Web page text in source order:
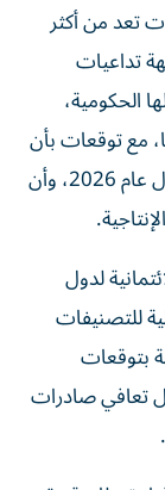
تعد من أكثر
تداعيات
الحكومية،
مع توقعات بأن
تقود نمو الائتمان المصرفي في المنطقة، خلال عام 2026، وأن
لدول
للتصنيفات
بتوقعات
في عام 2027، بفضل تعافي صادرات